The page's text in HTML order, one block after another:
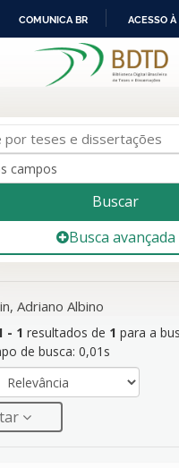
IR
PARA
COMUNICA BR ACESSO
resultados de 1para a
Buscar
Busca avançada
Adriano Albino
- 1 resultados de 1 para a
de busca: 0,01s